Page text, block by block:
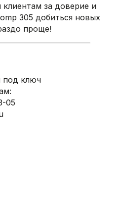
за доверие и
305 добиться новых
проще!
под ключ
05